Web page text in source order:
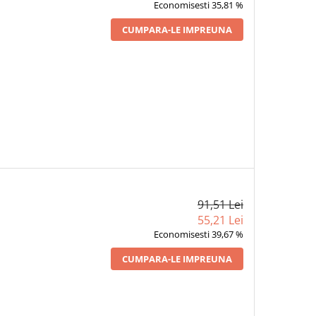
Economisesti 35,81 %
CUMPARA-LE IMPREUNA
91,51 Lei
55,21 Lei
Economisesti 39,67 %
CUMPARA-LE IMPREUNA